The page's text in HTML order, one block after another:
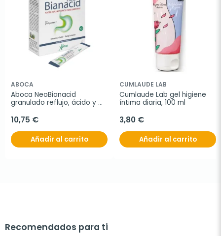
ABOCA
Aboca NeoBianacid
granulado reflujo, ácido y
sobres
10,75 €
Añadir al carrito
CUMLAUDE LAB
Cumlaude Lab gel higiene
íntima diaria, 100 ml
3,80 €
Añadir al carrito
Recomendados para ti